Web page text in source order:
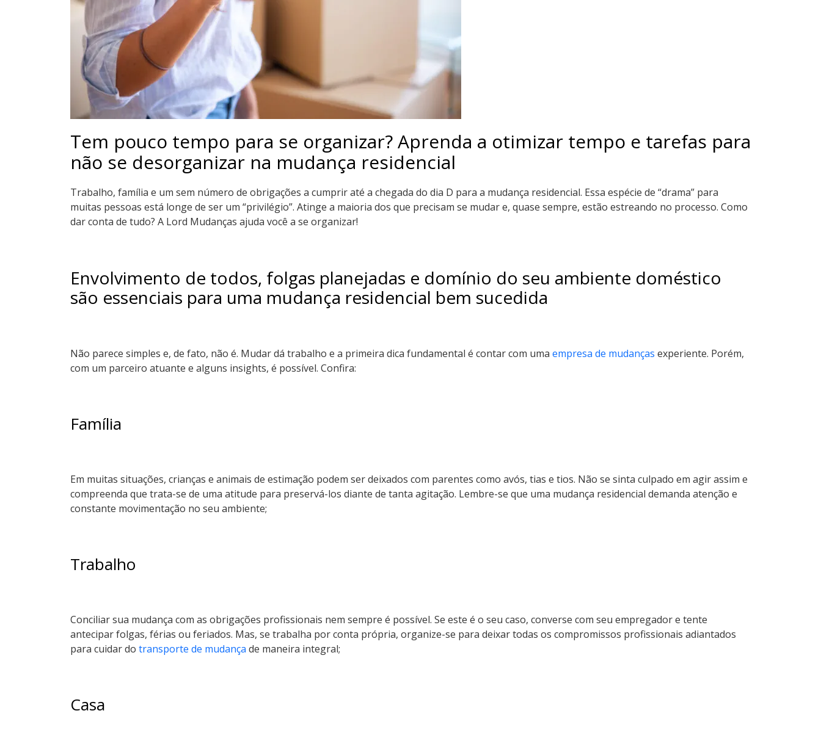
Tem pouco tempo para se organizar? Aprenda a otimizar tempo e tarefas para
não se desorganizar na mudança residencial
Trabalho, família e um sem número de obrigações a cumprir até a chegada do dia D para a mudança residencial. Essa espécie de “drama” para
muitas pessoas está longe de ser um “privilégio”. Atinge a maioria dos que precisam se mudar e, quase sempre, estão estreando no processo. Como
dar conta de tudo? A Lord Mudanças ajuda você a se organizar!
Envolvimento de todos, folgas planejadas e domínio do seu ambiente doméstico
são essenciais para uma mudança residencial bem sucedida
Não parece simples e, de fato, não é. Mudar dá trabalho e a primeira dica fundamental é contar com uma empresa de mudanças experiente. Porém,
com um parceiro atuante e alguns insights, é possível. Confira:
Família
Em muitas situações, crianças e animais de estimação podem ser deixados com parentes como avós, tias e tios. Não se sinta culpado em agir assim e
compreenda que trata-se de uma atitude para preservá-los diante de tanta agitação. Lembre-se que uma mudança residencial demanda atenção e
constante movimentação no seu ambiente;
Trabalho
Conciliar sua mudança com as obrigações profissionais nem sempre é possível. Se este é o seu caso, converse com seu empregador e tente
antecipar folgas, férias ou feriados. Mas, se trabalha por conta própria, organize-se para deixar todas os compromissos profissionais adiantados
para cuidar do transporte de mudança de maneira integral;
Casa